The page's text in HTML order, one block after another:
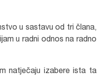
u sastavu od tri člana,
u radni odnos na radno
natječaju izabere ista ta